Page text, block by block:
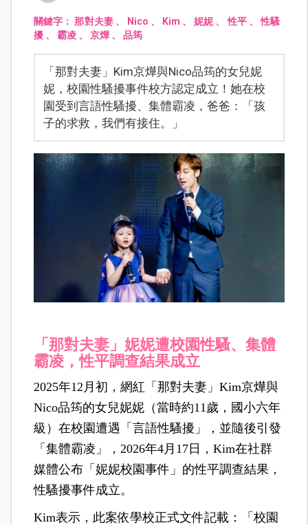
關鍵字：那對夫妻、 Nico 、 Kim 、妮妮、性平、性騷
擾 、霸凌 、京燁 、品筠
「那對夫妻」Kim京燁與Nico品筠的女兒妮
妮，校園性騷擾事件校方認定成立！她在校
園受到言語性騷擾、集體霸凌，爸爸：「孩
子的求救，我們有接住。」
「那對夫妻」妮妮遭校園性騷、集體
霸凌，性平調查結果成立
2025年12月初，網紅「那對夫妻」Kim京燁與
Nico品筠的女兒妮妮（當時約11歲，國小六年
級）在校園遭遇「言語性騷擾」，並隨後引發
「集體霸凌」，2026年4月17日，Kim在社群
媒體公布「妮妮校園事件」的性平調查結果，
性騷擾事件成立。
Kim表示，此案依學校正式文件記載：「校園